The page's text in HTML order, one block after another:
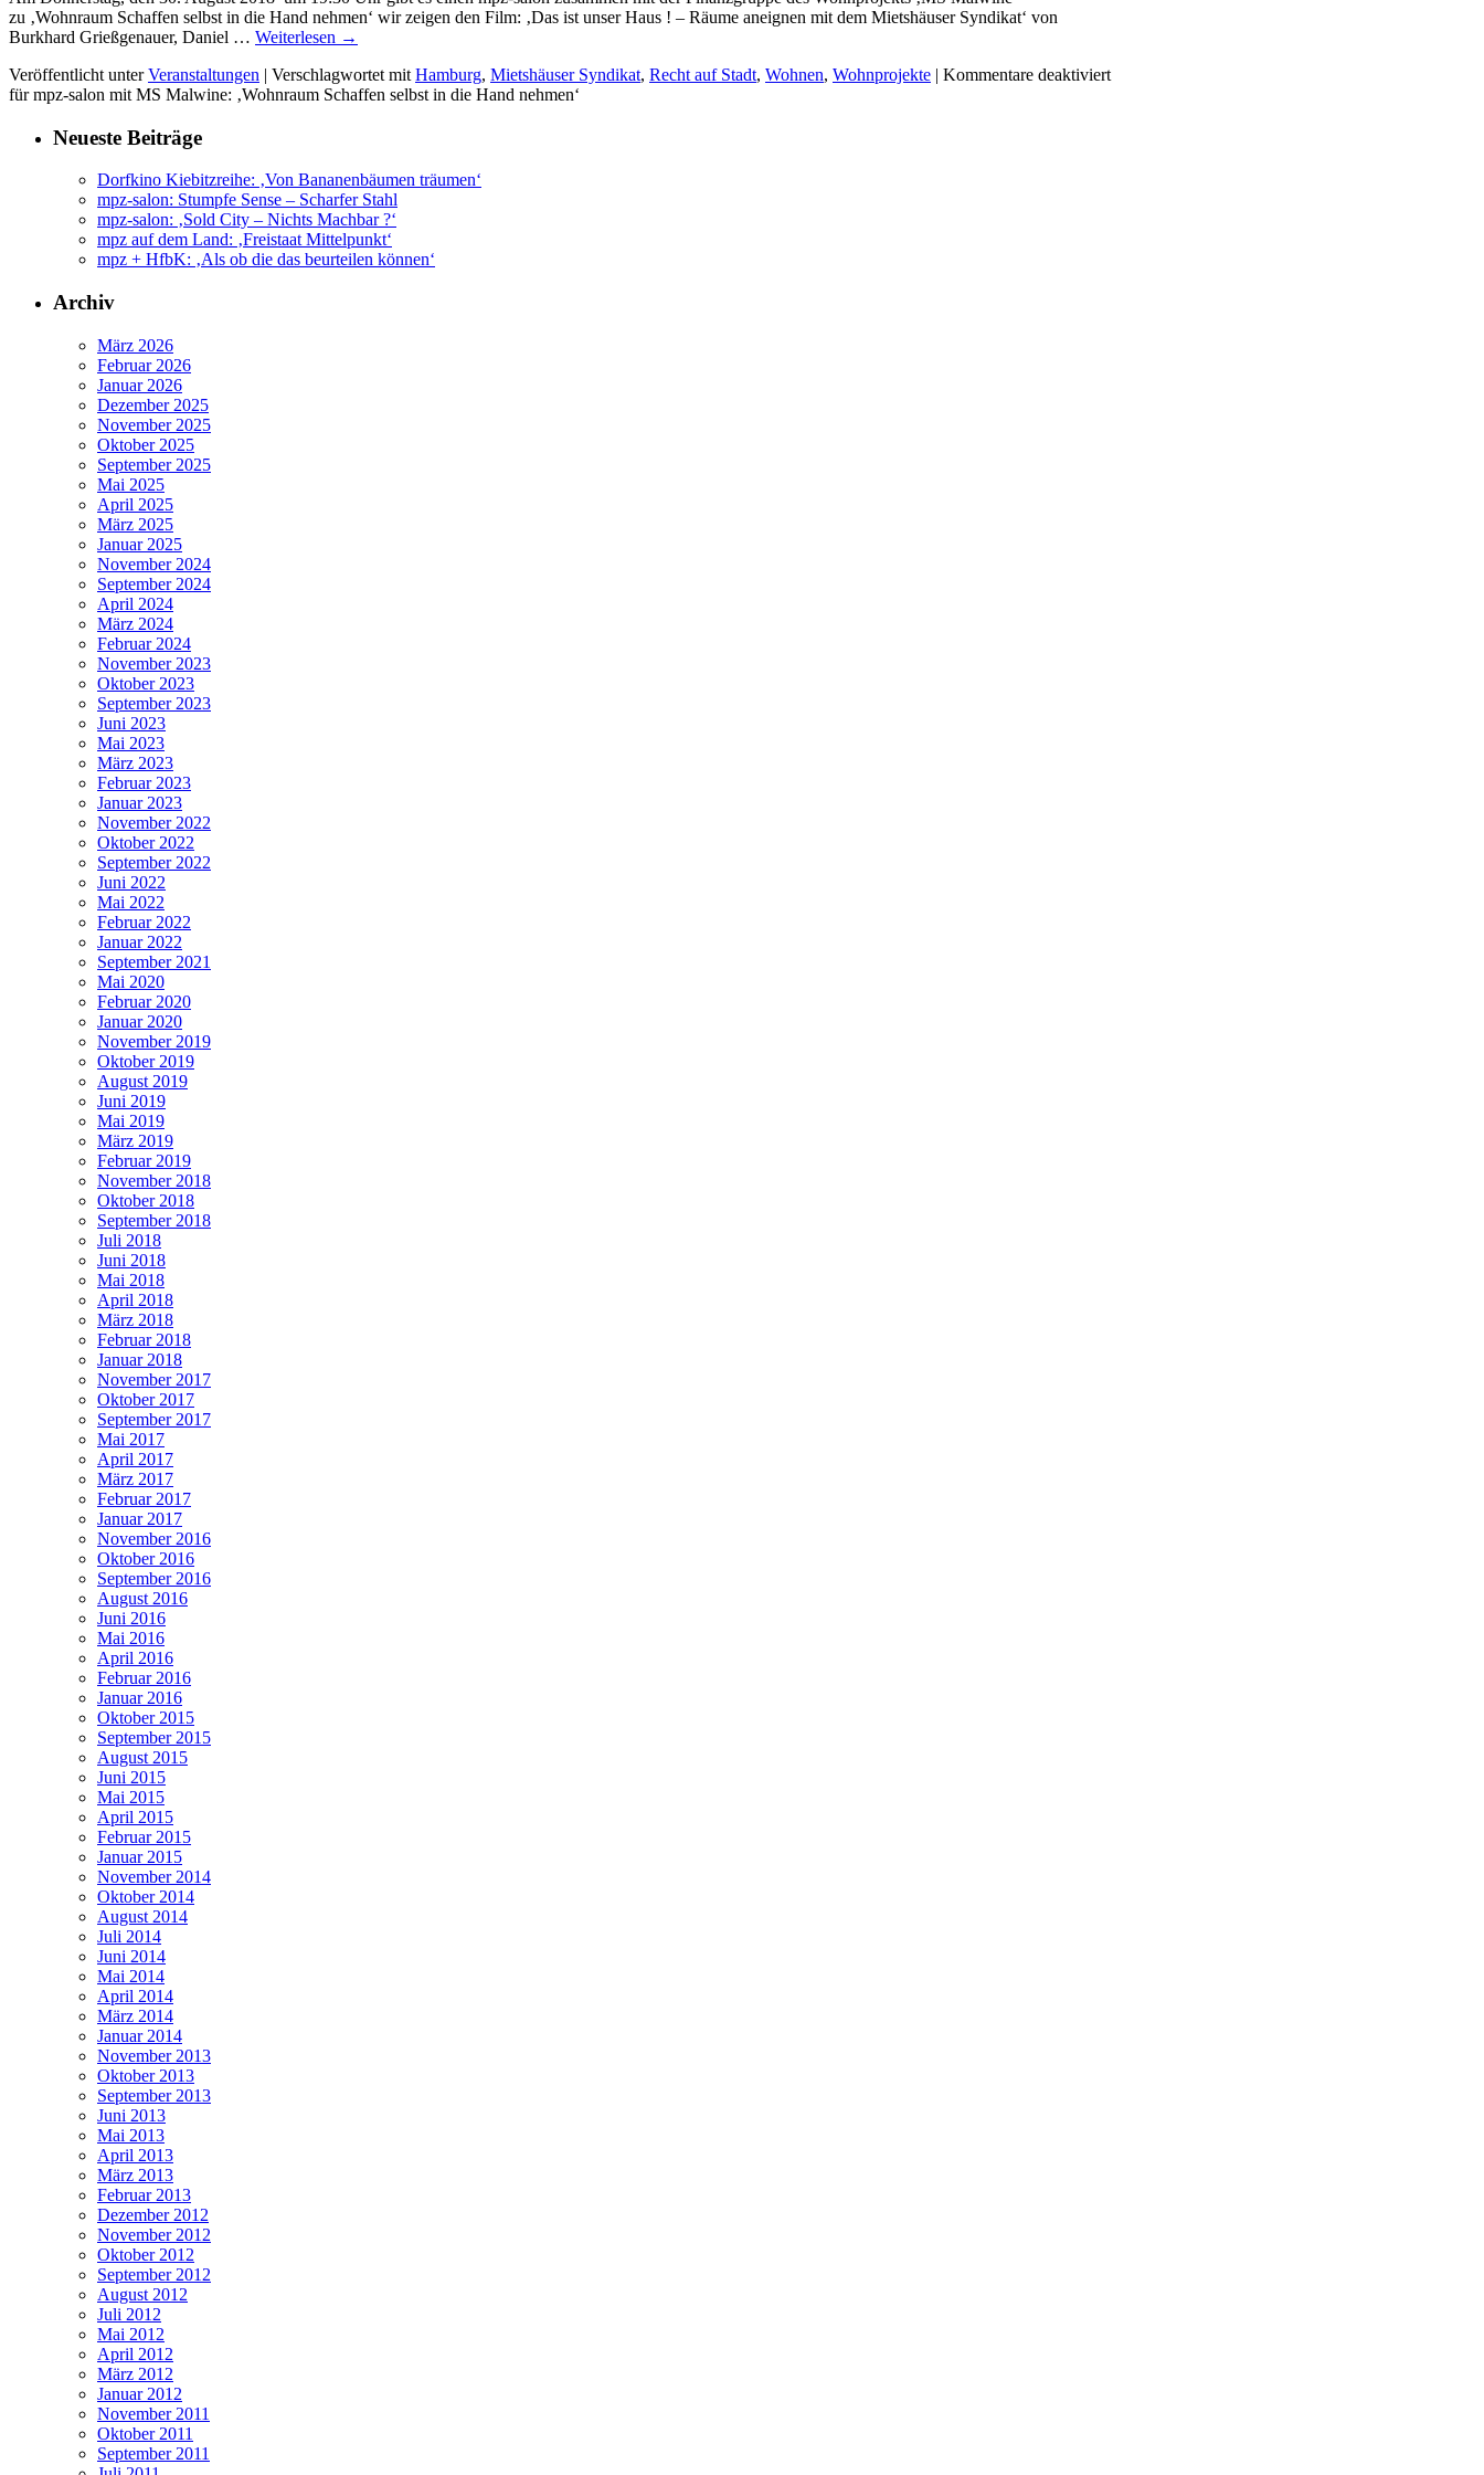
zu ‚Wohnraum Schaffen selbst in die Hand nehmen‘ wir zeigen den Film: ‚Das ist unser Haus ! – Räume aneignen mit dem Mietshäuser Syndikat‘ von
Burkhard Grießgenauer, Daniel … Weiterlesen →
Veröffentlicht unter Veranstaltungen | Verschlagwortet mit Hamburg, Mietshäuser Syndikat, Recht auf Stadt, Wohnen, Wohnprojekte | Kommentare deaktiviert
für mpz-salon mit MS Malwine: ‚Wohnraum Schaffen selbst in die Hand nehmen‘
Neueste Beiträge
Dorfkino Kiebitzreihe: ‚Von Bananenbäumen träumen‘
mpz-salon: Stumpfe Sense – Scharfer Stahl
mpz-salon: ‚Sold City – Nichts Machbar ?‘
mpz auf dem Land: ‚Freistaat Mittelpunkt‘
mpz + HfbK: ‚Als ob die das beurteilen können‘
Archiv
März 2026
Februar 2026
Januar 2026
Dezember 2025
November 2025
Oktober 2025
September 2025
Mai 2025
April 2025
März 2025
Januar 2025
November 2024
September 2024
April 2024
März 2024
Februar 2024
November 2023
Oktober 2023
September 2023
Juni 2023
Mai 2023
März 2023
Februar 2023
Januar 2023
November 2022
Oktober 2022
September 2022
Juni 2022
Mai 2022
Februar 2022
Januar 2022
September 2021
Mai 2020
Februar 2020
Januar 2020
November 2019
Oktober 2019
August 2019
Juni 2019
Mai 2019
März 2019
Februar 2019
November 2018
Oktober 2018
September 2018
Juli 2018
Juni 2018
Mai 2018
April 2018
März 2018
Februar 2018
Januar 2018
November 2017
Oktober 2017
September 2017
Mai 2017
April 2017
März 2017
Februar 2017
Januar 2017
November 2016
Oktober 2016
September 2016
August 2016
Juni 2016
Mai 2016
April 2016
Februar 2016
Januar 2016
Oktober 2015
September 2015
August 2015
Juni 2015
Mai 2015
April 2015
Februar 2015
Januar 2015
November 2014
Oktober 2014
August 2014
Juli 2014
Juni 2014
Mai 2014
April 2014
März 2014
Januar 2014
November 2013
Oktober 2013
September 2013
Juni 2013
Mai 2013
April 2013
März 2013
Februar 2013
Dezember 2012
November 2012
Oktober 2012
September 2012
August 2012
Juli 2012
Mai 2012
April 2012
März 2012
Januar 2012
November 2011
Oktober 2011
September 2011